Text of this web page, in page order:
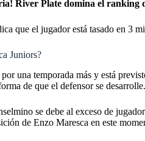
River Plate domina el ranking
que el jugador está tasado en 3
Juniors?
por una temporada más y está
de que el defensor se desarrolle.
se debe al exceso de
de Enzo Maresca en este